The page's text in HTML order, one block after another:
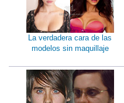
La verdadera cara de las
modelos sin maquillaje